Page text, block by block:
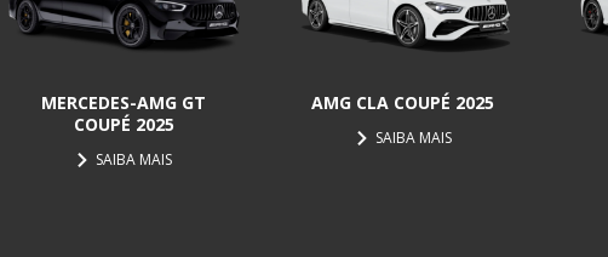
MERCEDES-AMG GT
COUPÉ 2025
SAIBA MAIS
AMG CLA COUPÉ 2025
SAIBA MAIS